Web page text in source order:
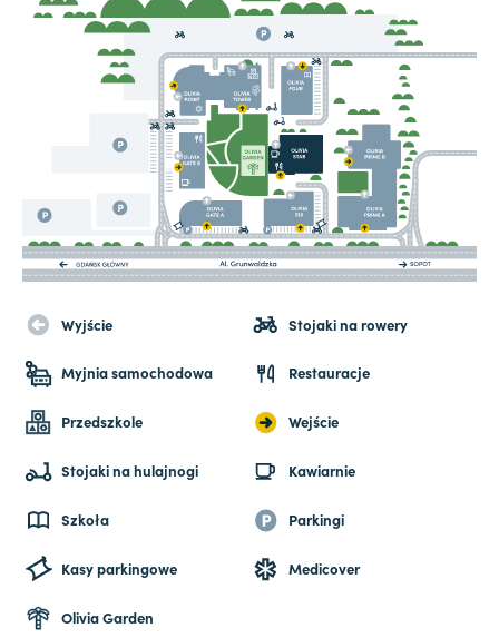
Wyjście Stojaki na rowery
Myjnia samochodowa Restauracje
Przedszkole Wejście
Stojaki na hulajnogi Kawiarnie
Szkoła Parkingi
Kasy parkingowe Medicover
Olivia Garden